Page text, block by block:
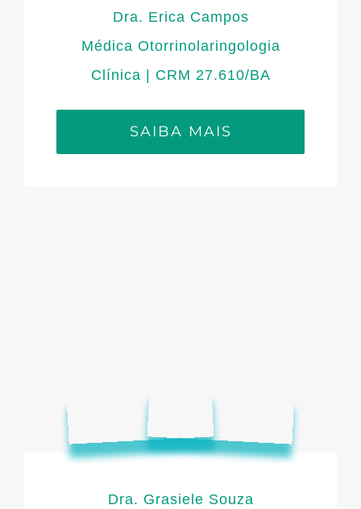
Dra. Erica Campos
Médica Otorrinolaringologia
Clínica | CRM 27.610/BA
SAIBA MAIS
Dra. Grasiele Souza